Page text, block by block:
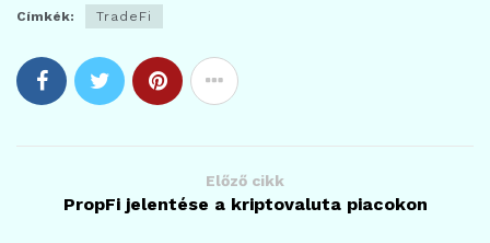
Címkék: TradeFi
Előző cikk
PropFi jelentése a kriptovaluta piacokon